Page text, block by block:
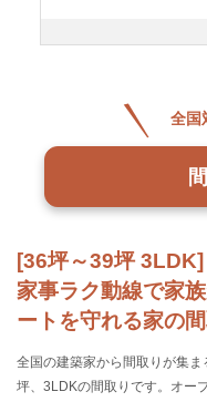
[36坪～39坪
家事ラク動線で家
ートを守れる家の
全国の建築家から間取りが集
坪、3LDKの間取りです。オー
全国